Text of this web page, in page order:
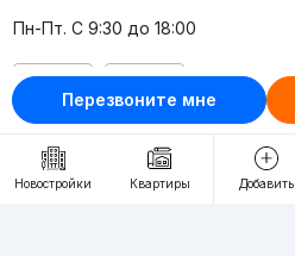
Перезвоните мне
Новостройки Квартиры Добавить
Пн-Пт. С 9:30 до 18:00
RU
Контакты
О проекте